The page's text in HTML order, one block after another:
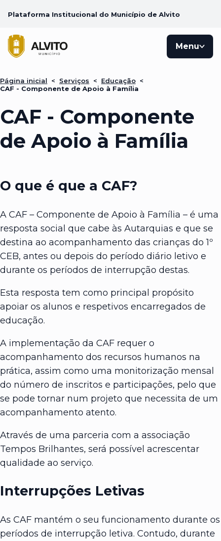
Plataforma Institucional do Município de Alvito
Menu
Página inicial < Serviços < Educação <
CAF - Componente de Apoio à Família
CAF - Componente
de Apoio à Família
O que é que a CAF?
A CAF – Componente de Apoio à Família – é uma
resposta social que cabe às Autarquias e que se
destina ao acompanhamento das crianças do 1º
CEB, antes ou depois do período diário letivo e
durante os períodos de interrupção destas.
Esta resposta tem como principal propósito
apoiar os alunos e respetivos encarregados de
educação.
A implementação da CAF requer o
acompanhamento dos recursos humanos na
prática, assim como uma monitorização mensal
do número de inscritos e participações, pelo que
se pode tornar num projeto que necessita de um
acompanhamento atento.
Através de uma parceria com a associação
Tempos Brilhantes, será possível acrescentar
qualidade ao serviço.
Interrupções Letivas
As CAF mantém o seu funcionamento durante os
períodos de interrupção letiva. Contudo, durante